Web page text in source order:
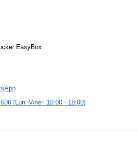
EasyBox
(Luni-Vineri 10:00 - 18:00)